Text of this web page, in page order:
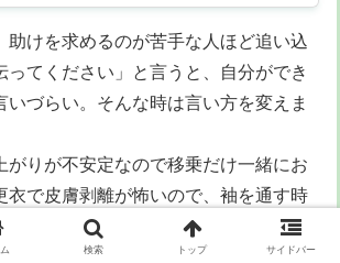
助けを求めるのが苦手な人ほど追い込
ってください」と言うと、自分ができ
いづらい。そんな時は言い方を変えま
がりが不安定なので移乗だけ一緒にお
衣で皮膚剥離が怖いので、袖を通す時
すか」「次の方の準備だけ先にお願い
お願いを小さく具体的にすると相手も
検索 トップ サイドバー